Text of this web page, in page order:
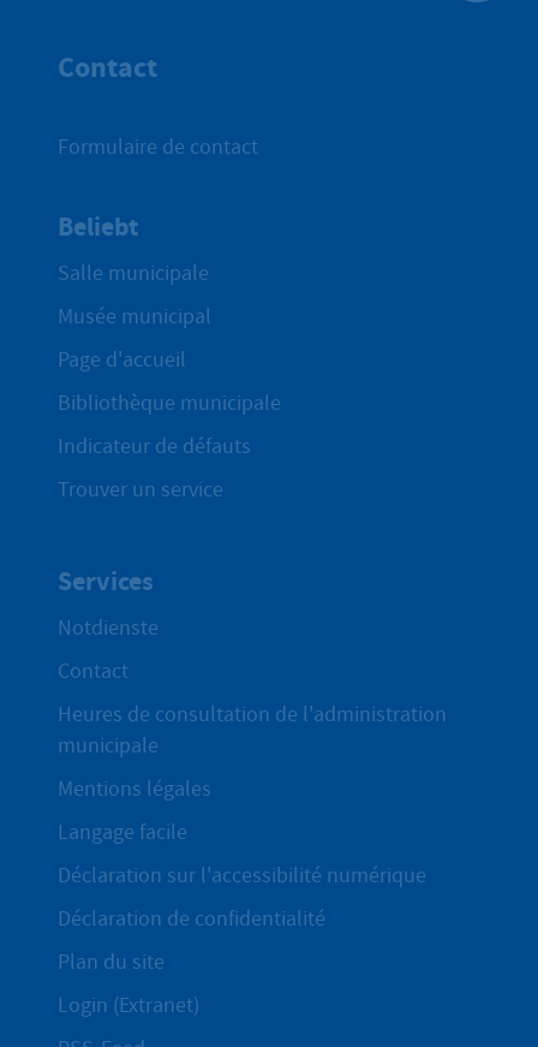
Contact
Formulaire de contact
Beliebt
Salle municipale
Musée municipal
Page d'accueil
Bibliothèque municipale
Indicateur de défauts
Trouver un service
Services
Notdienste
Contact
Heures de consultation de l'administration
municipale
Mentions légales
Langage facile
Déclaration sur l'accessibilité numérique
Déclaration de confidentialité
Plan du site
Login (Extranet)